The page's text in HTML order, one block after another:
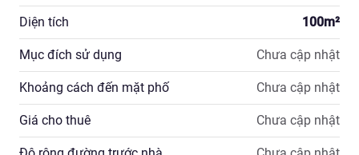
Diện tích 100m²
Mục đích sử dụng Chưa cập nhật
Khoảng cách đến mặt phố Chưa cập nhật
Giá cho thuê Chưa cập nhật